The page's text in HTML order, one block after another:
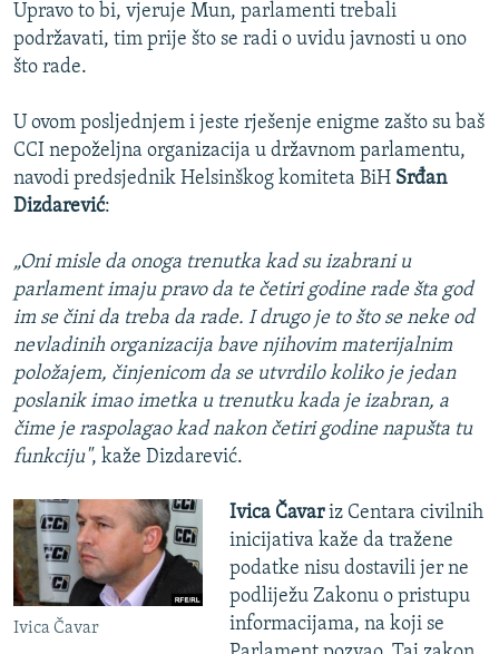
Upravo to bi, vjeruje Mun, parlamenti trebali
podržavati, tim prije što se radi o uvidu javnosti u ono
što rade.
U ovom posljednjem i jeste rješenje enigme zašto su baš
CCI nepoželjna organizacija u državnom parlamentu,
navodi predsjednik Helsinškog komiteta BiH Srđan
Dizdarević:
„Oni misle da onoga trenutka kad su izabrani u
parlament imaju pravo da te četiri godine rade šta god
im se čini da treba da rade. I drugo je to što se neke od
nevladinih organizacija bave njihovim materijalnim
položajem, činjenicom da se utvrdilo koliko je jedan
poslanik imao imetka u trenutku kada je izabran, a
čime je raspolagao kad nakon četiri godine napušta tu
funkciju", kaže Dizdarević.
Ivica Čavar
Ivica Čavariz Centara civilnih
inicijativa kaže da tražene
podatke nisu dostavili jer ne
podliježu Zakonu o pristupu
informacijama, na koji se